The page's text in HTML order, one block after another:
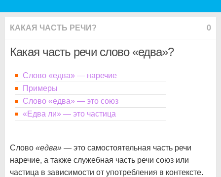
КАКАЯ ЧАСТЬ РЕЧИ? 0
Какая часть речи слово «едва»?
Слово «едва» — наречие
Примеры
Слово «едва» — это союз
«Едва ли» — это частица
Слово «едва» — это самостоятельная часть речи
наречие, а также служебная часть речи союз или
частица в зависимости от употребления в контексте.